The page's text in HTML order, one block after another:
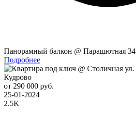
Панорамный балкон @ Парашютная 34
Подробнее
Кудрово
от 290 000 руб.
25-01-2024
2.5K